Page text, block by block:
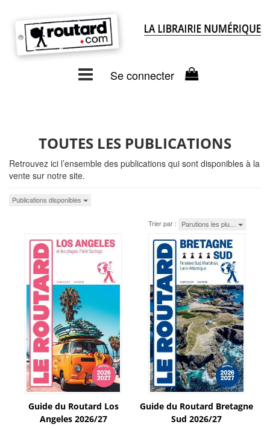
Se connecter
TOUTES LES PUBLICATIONS
Retrouvez ici l’ensemble des publications qui sont disponibles à la
vente sur notre site.
Publications disponibles
Trier par : Parutions les plu…
Guide du Routard Los
Angeles 2026/27
Guide du Routard Bretagne
Sud 2026/27